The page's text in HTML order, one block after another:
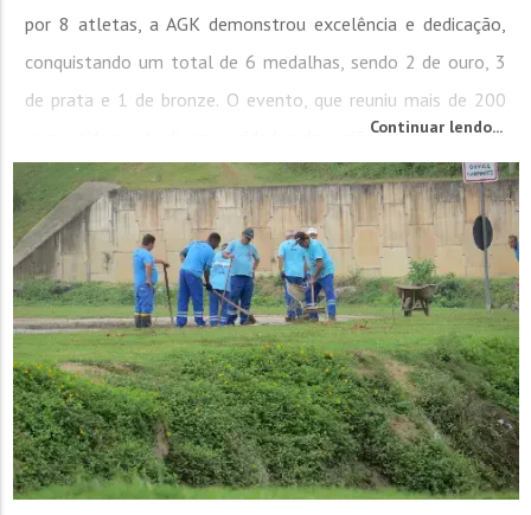
por 8 atletas, a AGK demonstrou excelência e dedicação,
conquistando um total de 6 medalhas, sendo 2 de ouro, 3
de prata e 1 de bronze. O evento, que reuniu mais de 200
competidores de diversas cidades da região, foi uma vitrine
de talentos e uma grande...
Continuar lendo...